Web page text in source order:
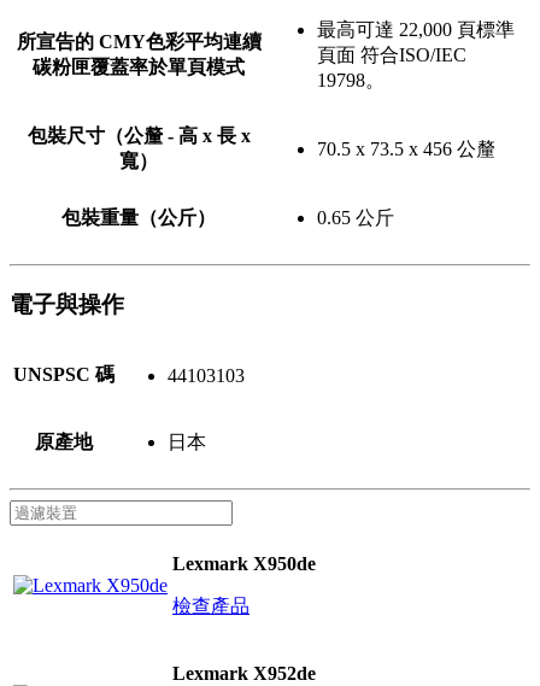
所宣告的 CMY色彩平均連續
碳粉匣覆蓋率於單頁模式
最高可達 22,000 頁標準
頁面 符合ISO/IEC
19798。
包裝尺寸（公釐 - 高 x 長 x
寬）
70.5 x 73.5 x 456 公釐
包裝重量（公斤） 0.65 公斤
電子與操作
UNSPSC 碼 44103103
原產地 日本
Lexmark X950de
檢查產品
Lexmark X952de